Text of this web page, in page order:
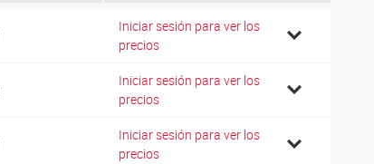
Iniciar sesión para ver los
precios
Iniciar sesión para ver los
precios
Iniciar sesión para ver los
precios